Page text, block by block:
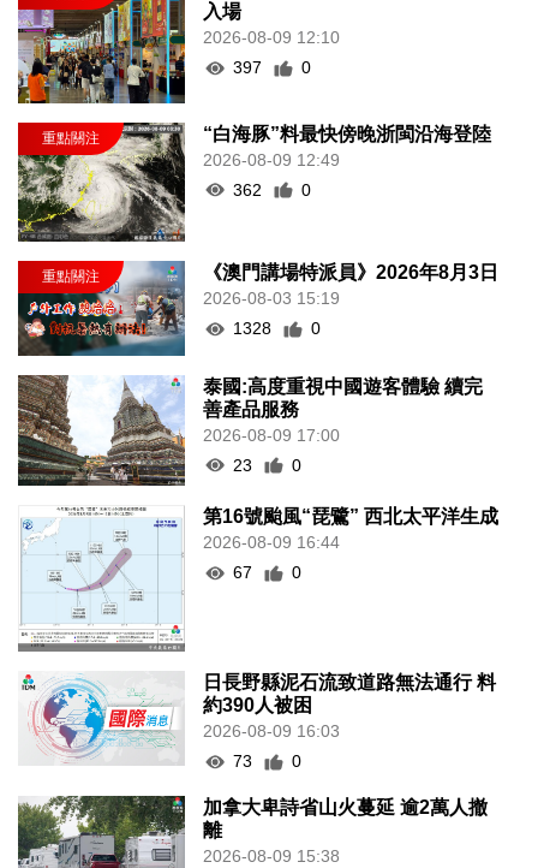
入場
2026-08-09 12:10
397
0
“白海豚”料最快傍晚浙閩沿海登陸
2026-08-09 12:49
362
0
《澳門講場特派員》2026年8月3日
2026-08-03 15:19
1328
0
泰國:高度重視中國遊客體驗 續完
善產品服務
2026-08-09 17:00
23
0
第16號颱風“琵鷺” 西北太平洋生成
2026-08-09 16:44
67
0
日長野縣泥石流致道路無法通行 料
約390人被困
2026-08-09 16:03
73
0
加拿大卑詩省山火蔓延 逾2萬人撤
離
2026-08-09 15:38